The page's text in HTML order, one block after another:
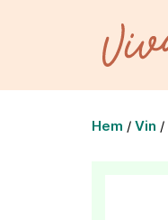
Hem / Vin /